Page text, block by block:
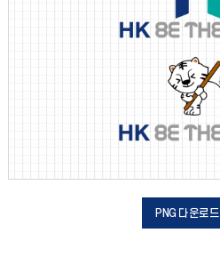
PNG 다운로드